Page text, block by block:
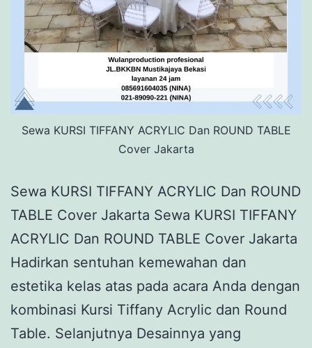
Sewa KURSI TIFFANY ACRYLIC Dan ROUND TABLE
Cover Jakarta
Sewa KURSI TIFFANY ACRYLIC Dan ROUND
TABLE Cover Jakarta Sewa KURSI TIFFANY
ACRYLIC Dan ROUND TABLE Cover Jakarta
Hadirkan sentuhan kemewahan dan
estetika kelas atas pada acara Anda dengan
kombinasi Kursi Tiffany Acrylic dan Round
Table. Selanjutnya Desainnya yang